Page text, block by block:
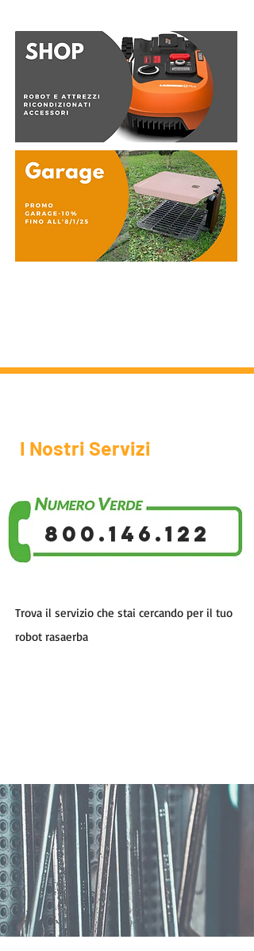
I Nostri Servizi
800.146.122
Trova il servizio che stai cercando per il tuo
robot rasaerba